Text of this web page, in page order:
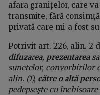
afara granițelor, care
transmite, fără
privată care mi-a fost
Potrivit art. 226, alin. 2
difuzarea, prezentarea
sunetelor, convorbirilor
alin. (1), către o altă
pedepseşte cu